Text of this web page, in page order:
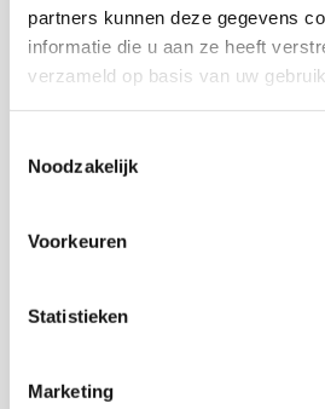
partners kunnen deze gegevens
informatie die u aan ze heeft
verzameld op basis van uw
Noodzakelijk
Voorkeuren
Statistieken
Marketing
Senior onderzoeker